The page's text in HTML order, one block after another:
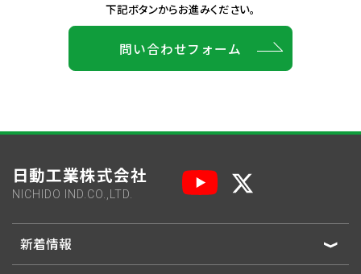
下記ボタンからお進みください。
問い合わせフォーム
日動工業株式会社
NICHIDO IND.CO.,LTD.
新着情報